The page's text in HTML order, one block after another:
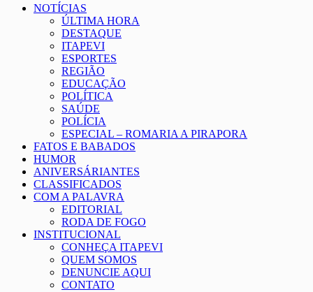
NOTÍCIAS
ÚLTIMA HORA
DESTAQUE
ITAPEVI
ESPORTES
REGIÃO
EDUCAÇÃO
POLÍTICA
SAÚDE
POLÍCIA
ESPECIAL – ROMARIA A PIRAPORA
FATOS E BABADOS
HUMOR
ANIVERSÁRIANTES
CLASSIFICADOS
COM A PALAVRA
EDITORIAL
RODA DE FOGO
INSTITUCIONAL
CONHEÇA ITAPEVI
QUEM SOMOS
DENUNCIE AQUI
CONTATO